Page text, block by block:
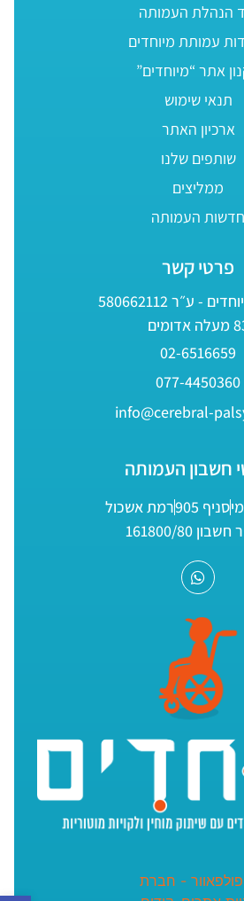
הנהלת העמותה
עמותת מיוחדים
אתר “מיוחדים”
תנאי שימוש
ארכיון האתר
שותפים שלנו
ממליצים
חדשות העמותה
פרטי קשר
- ע״ר 580662112
אדומים
02-6516659
077-4450360
info@cerebral-
חשבון העמותה
סניף 905
רמת אשכול
161800/80